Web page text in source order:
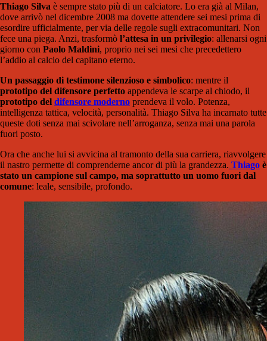
Thiago Silva è sempre stato più di un calciatore. Lo era già al Milan,
dove arrivò nel dicembre 2008 ma dovette attendere sei mesi prima di
esordire ufficialmente, per via delle regole sugli extracomunitari. Non
fece una piega. Anzi, trasformò l’attesa in un privilegio: allenarsi ogni
giorno con Paolo Maldini, proprio nei sei mesi che precedettero
l’addio al calcio del capitano eterno.
Un passaggio di testimone silenzioso e simbolico: mentre il
prototipo del difensore perfetto appendeva le scarpe al chiodo, il
prototipo del difensore moderno prendeva il volo. Potenza,
intelligenza tattica, velocità, personalità. Thiago Silva ha incarnato tutte
queste doti senza mai scivolare nell’arroganza, senza mai una parola
fuori posto.
Ora che anche lui si avvicina al tramonto della sua carriera, riavvolgere
il nastro permette di comprenderne ancor di più la grandezza. Thiago è
stato un campione sul campo, ma soprattutto un uomo fuori dal
comune: leale, sensibile, profondo.